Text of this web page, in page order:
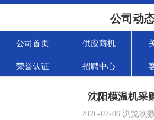
公司动
公司首页 供应商机
荣誉认证 招聘中心
沈阳模温机采
2026-07-06浏览次数